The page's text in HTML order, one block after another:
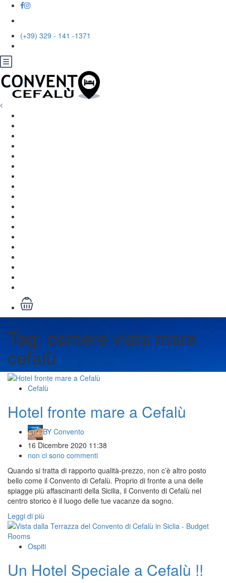
(+39) 329 - 141 -1371
Tag: camere vista mare
cefalù
Cefalù
Hotel fronte mare a Cefalù
BY Convento
16 Dicembre 2020 11:38
non ci sono commenti
Quando si tratta di rapporto qualità-prezzo, non c’è altro posto
bello come il Convento di Cefalù. Proprio di fronte a una delle
spiagge più affascinanti della Sicilia, il Convento di Cefalù nel
centro storico è il luogo delle tue vacanze da sogno.
Leggi di più
Ospiti
Un Hotel Speciale a Cefalù !!